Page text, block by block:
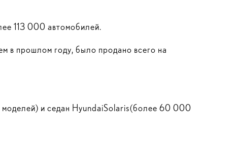
113 000 автомобилей.
в прошлом году, было продано всего на
и седан HyundaiSolaris(более 60 000